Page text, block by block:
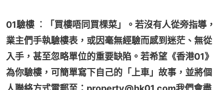
01驗樓 ︰「買樓唔同買棵菜」。若沒有人從旁指導，
業主們手執驗樓表，或因毫無經驗而感到迷茫、無從
入手，甚至忽略單位的重要缺陷。若希望《香港01》
為你驗樓，可簡單寫下自己的「上車」故事，並將個